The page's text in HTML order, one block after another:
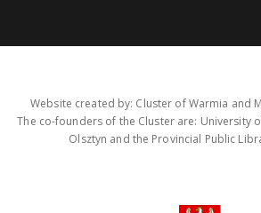
Website created by: Cluster of Warmia and
The co-founders of the Cluster are: University
Olsztyn and the Provincial Public